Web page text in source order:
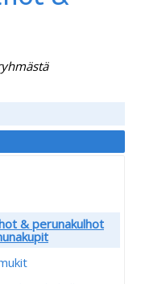
& perunakulhot